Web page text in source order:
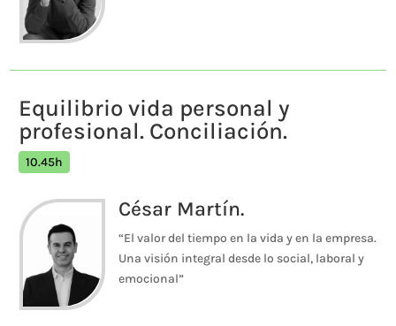
Equilibrio vida personal y
profesional. Conciliación.
10.45h
César Martín.
“El valor del tiempo en la vida y en la empresa.
Una visión integral desde lo social, laboral y
emocional”